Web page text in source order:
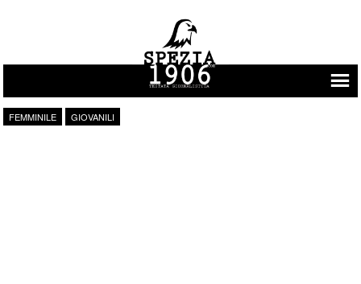
Vai al contenuto
FEMMINILE GIOVANILI